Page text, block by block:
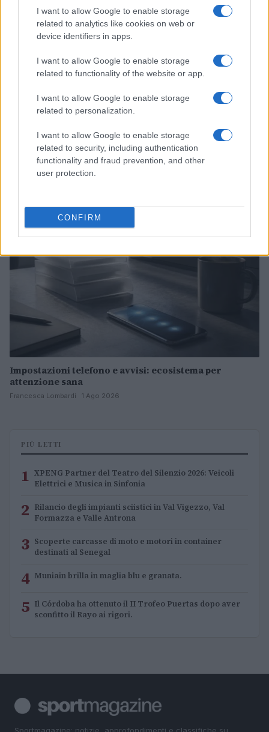
I want to allow Google to enable storage
related to analytics like cookies on web or
device identifiers in apps.
I want to allow Google to enable storage
related to functionality of the website or app.
I want to allow Google to enable storage
related to personalization.
I want to allow Google to enable storage
related to security, including authentication
functionality and fraud prevention, and other
user protection.
CONFIRM
Nuova Zelanda: ondata di freddo eccezionale porta
neve a bassa quota
Francesca Lombardi · 4 Ago 2026
Impostazioni telefono e avvisi: ecosistema per
attenzione sana
Francesca Lombardi · 1 Ago 2026
PIÙ LETTI
1 XPENG Partner del Teatro del Silenzio 2026: Veicoli
Elettrici e Musica in Sinfonia
2 Rilancio degli impianti sciistici in Val Vigezzo, Val
Formazza e Valle Antrona
3 Scoperte carcasse di moto e motori in container
destinati al Senegal
4 Muniain brilla in maglia blu e granata.
5 Il Córdoba ha ottenuto il II Trofeo Puertas dopo aver
sconfitto il Rayo ai rigori.
Sportmagazine: notizie, approfondimenti e classifiche su